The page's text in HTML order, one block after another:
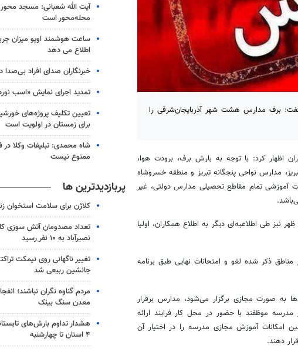
برف مدارس هشت شهر آذربایجان‌شرقی را
اظهار کرد: با توجه به بارش برف، برودت هوا،
مدارس نواحی پنجگانه تبریز و منطقه خسروشاه
و فعالیت آموزشی تمام مقاطع تحصیلی مدارس دولتی، غیر
طی اطلاعیه‌ای دیگر به اطلاع همکاران، اولیا
ذکر شده لغو و امتحانات نهایی طبق برنامه
به صورت مجازی برگزار می‌شود، مدارس برقرار
موظفند با حضور در محل کار فرایند ارائه
امکانات آموزش مجازی مدرسه را در اختیار آن
دهند.
آیت الله شعبانی: مسجد
محله‌محور است
ساعت هوشمند اوپو میزان
اطلاع می دهد
خبرنگاران صدای افراد
تمدید اجرای نمایش «اسب
تعیین تکلیف پروژه‌های
برای زمستان در اولویت است
شاه محمدی: تبلیغات وکلا
ممنوع نیست
پربازدیدترین ها
کلاژن برای سلامت استخوان
تعداد مصدومان آتش سوزی
نصیرآباد به ۱۰ نفر رسید
تغییر ناگهانی روی نیمکت
جانشین ربیعی شد
مردم گناوه نگران نباشند؛
معدن سنگ بینک
هشدار تداوم بارش‌های
۴ استان تا چهارشنبه